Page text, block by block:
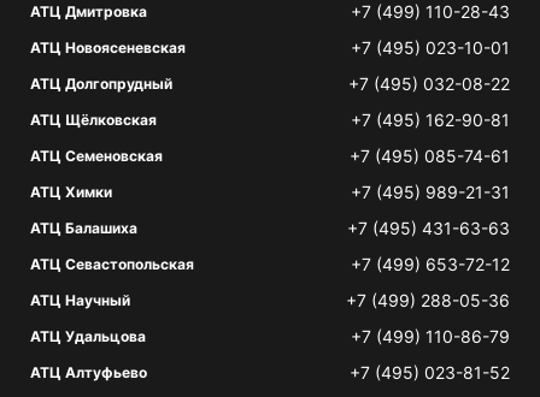
АТЦ Дмитровка +7 (499) 110-28-43
АТЦ Новоясеневская +7 (495) 023-10-01
АТЦ Долгопрудный +7 (495) 032-08-22
АТЦ Щёлковская +7 (495) 162-90-81
АТЦ Семеновская +7 (495) 085-74-61
АТЦ Химки +7 (495) 989-21-31
АТЦ Балашиха +7 (495) 431-63-63
АТЦ Севастопольская +7 (499) 653-72-12
АТЦ Научный +7 (499) 288-05-36
АТЦ Удальцова +7 (499) 110-86-79
АТЦ Алтуфьево +7 (495) 023-81-52